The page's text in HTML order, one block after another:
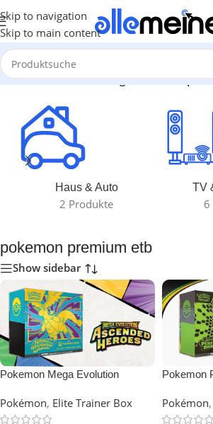
Skip to navigation
Skip to main content
Start/Produkte verschlagwortet mit
Haus & Auto
2 Produkte
TV
6
pokemon premium etb
Show sidebar
Pokemon Mega Evolution
Center Elite Trainer Box (English)
Pokémon, Elite Trainer Box
Pokemon
Box
Pokémon,